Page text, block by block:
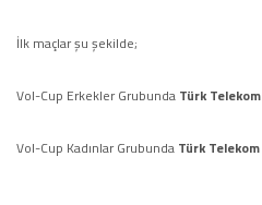
İlk maçlar şu şekilde;
Vol-Cup Erkekler Grubunda Türk Telekom
Vol-Cup Kadınlar Grubunda Türk Telekom